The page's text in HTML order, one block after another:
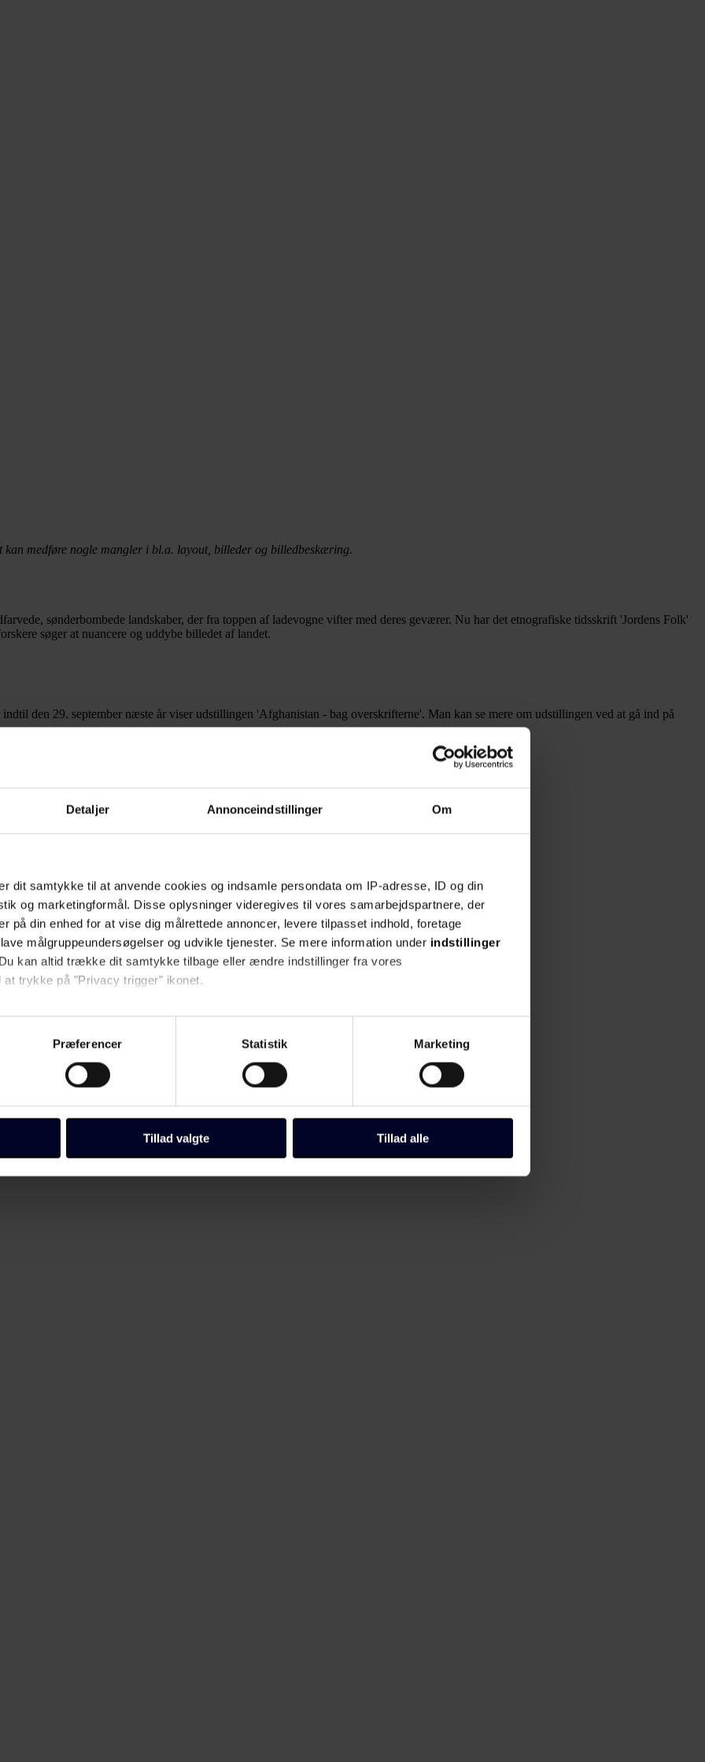
Detaljer Annonceindstillinger Om
dit samtykke til at anvende cookies og indsamle persondata om IP-adresse, ID og din
og marketingformål. Disse oplysninger videregives til vores samarbejdspartnere, der
på din enhed for at vise dig målrettede annoncer, levere tilpasset indhold, foretage
målgruppeundersøgelser og udvikle tjenester. Se mere information under indstillinger
kan altid trække dit samtykke tilbage eller ændre indstillinger fra vores
at trykke på "Privacy trigger" ikonet.
gerne:
om din placering, der kan være nøjagtig inden for få meter
herunder trække din accept tilbage, ved at klikke på link til "Administrer samtykke" i
Folkeskolens domæner. Få mere at vide om, hvem vi er, hvordan du kan kontakte
Præferencer Statistik Marketing
Tillad valgte Tillad alle
kan medføre nogle mangler i bl.a. layout, billeder og billedbeskæring.
sønderbombede landskaber, der fra toppen af ladevogne vifter med deres geværer. Nu har det etnografiske tidsskrift 'Jordens Folk'
søger at nuancere og uddybe billedet af landet.
den 29. september næste år viser udstillingen 'Afghanistan - bag overskrifterne'. Man kan se mere om udstillingen ved at gå ind på
på telefon 3347 3222.